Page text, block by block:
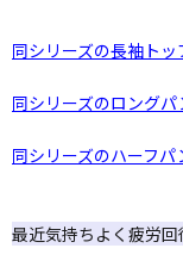
同シリーズの長袖トッ
同シリーズのロング
同シリーズのハーフパ
最近気持ちよく疲労